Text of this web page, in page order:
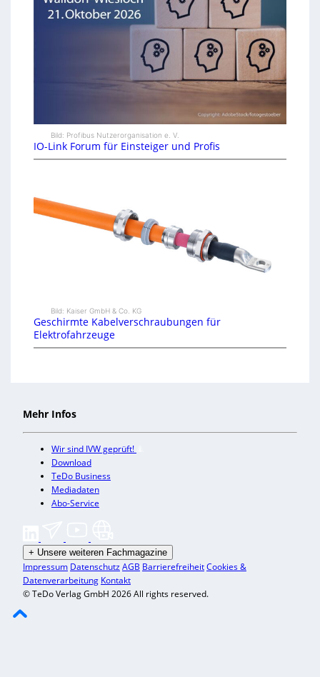
Bild: Profibus Nutzerorganisation e. V.
IO-Link Forum für Einsteiger und Profis
Bild: Kaiser GmbH & Co. KG
Geschirmte Kabelverschraubungen für
Elektrofahrzeuge
Mehr Infos
Wir sind IVW geprüft!
Download
TeDo Business
Mediadaten
Abo-Service
+ Unsere weiteren Fachmagazine
Impressum DatenschutzAGB BarrierefreiheitCookies &
Datenverarbeitung Kontakt
© TeDo Verlag GmbH 2026 All rights reserved.